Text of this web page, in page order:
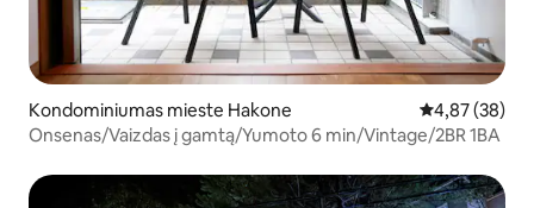
Kondominiumas mieste Hakone Vidutinis
4,87 (38)
Onsenas/Vaizdas į gamtą/Yumoto 6 min/Vintage/2BR 1BA